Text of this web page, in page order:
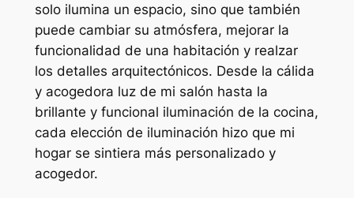
solo ilumina un espacio, sino que también
puede cambiar su atmósfera, mejorar la
funcionalidad de una habitación y realzar
los detalles arquitectónicos. Desde la cálida
y acogedora luz de mi salón hasta la
brillante y funcional iluminación de la cocina,
cada elección de iluminación hizo que mi
hogar se sintiera más personalizado y
acogedor.